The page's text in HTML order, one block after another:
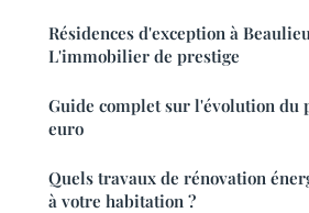
Résidences d'exception à
L'immobilier de prestige
Guide complet sur l'évolution du
euro
Quels travaux de rénovation
à votre habitation ?